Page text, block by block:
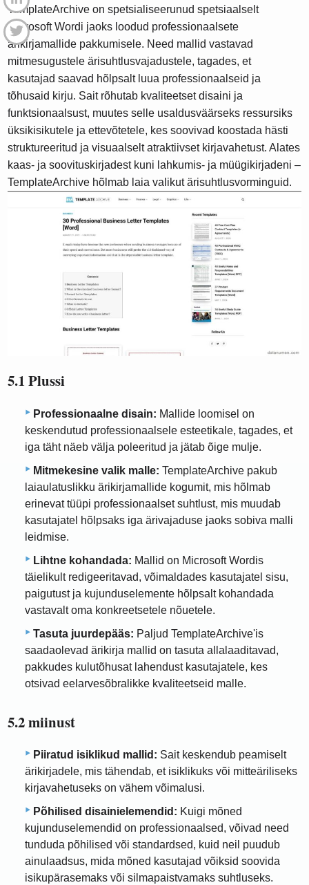
TemplateArchive on spetsialiseerunud spetsiaalselt
Microsoft Wordi jaoks loodud professionaalsete
ärikirjamallide pakkumisele. Need mallid vastavad
mitmesugustele ärisuhtlusvajadustele, tagades, et
kasutajad saavad hõlpsalt luua professionaalseid ja
tõhusaid kirju. Sait rõhutab kvaliteetset disaini ja
funktsionaalsust, muutes selle usaldusväärseks ressursiks
üksikisikutele ja ettevõtetele, kes soovivad koostada hästi
struktureeritud ja visuaalselt atraktiivset kirjavahetust. Alates
kaas- ja soovituskirjadest kuni lahkumis- ja müügikirjadeni –
TemplateArchive hõlmab laia valikut ärisuhtlusvorminguid.
5.1 Plussi
Professionaalne disain: Mallide loomisel on
keskendutud professionaalsele esteetikale, tagades, et
iga täht näeb välja poleeritud ja jätab õige mulje.
Mitmekesine valik malle: TemplateArchive pakub
laiaulatuslikku ärikirjamallide kogumit, mis hõlmab
erinevat tüüpi professionaalset suhtlust, mis muudab
kasutajatel hõlpsaks iga ärivajaduse jaoks sobiva malli
leidmise.
Lihtne kohandada: Mallid on Microsoft Wordis
täielikult redigeeritavad, võimaldades kasutajatel sisu,
paigutust ja kujunduselemente hõlpsalt kohandada
vastavalt oma konkreetsetele nõuetele.
Tasuta juurdepääs: Paljud TemplateArchive'is
saadaolevad ärikirja mallid on tasuta allalaaditavad,
pakkudes kulutõhusat lahendust kasutajatele, kes
otsivad eelarvesõbralikke kvaliteetseid malle.
5.2 miinust
Piiratud isiklikud mallid: Sait keskendub peamiselt
ärikirjadele, mis tähendab, et isiklikuks või mitteäriliseks
kirjavahetuseks on vähem võimalusi.
Põhilised disainielemendid: Kuigi mõned
kujunduselemendid on professionaalsed, võivad need
tunduda põhilised või standardsed, kuid neil puudub
ainulaadsus, mida mõned kasutajad võiksid soovida
isikupärasemaks või silmapaistvamaks suhtluseks.